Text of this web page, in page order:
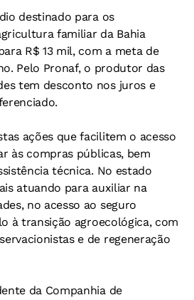
destinado para os
familiar da Bahia
R$ 13 mil, com a meta de
Pelo Pronaf, o produtor das
tem desconto nos juros e
ações que facilitem o acesso
às compras públicas, bem
técnica. No estado
atuando para auxiliar na
no acesso ao seguro
à transição agroecológica, com
e de regeneração
da Companhia de